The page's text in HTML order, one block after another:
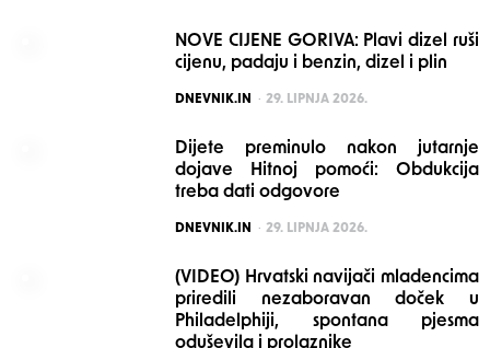
NOVE CIJENE GORIVA: Plavi dizel ruši
cijenu, padaju i benzin, dizel i plin
POSTED
DNEVNIK.IN 29. LIPNJA 2026.
Dijete preminulo nakon jutarnje
dojave Hitnoj pomoći: Obdukcija
treba dati odgovore
POSTED
DNEVNIK.IN 29. LIPNJA 2026.
(VIDEO) Hrvatski navijači mladencima
priredili nezaboravan doček u
Philadelphiji, spontana pjesma
oduševila i prolaznike